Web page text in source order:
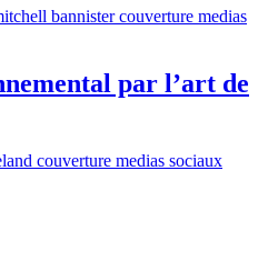
par l’art de